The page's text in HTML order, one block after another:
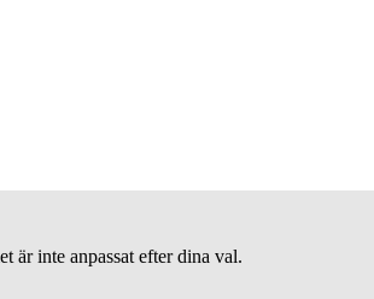
är inte anpassat efter dina val.